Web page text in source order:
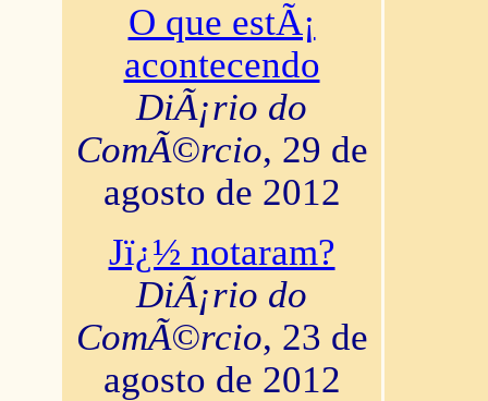
O que estÃ¡
acontecendo
DiÃ¡rio do
ComÃ©rcio, 29 de
agosto de 2012
Jï¿½ notaram?
DiÃ¡rio do
ComÃ©rcio, 23 de
agosto de 2012